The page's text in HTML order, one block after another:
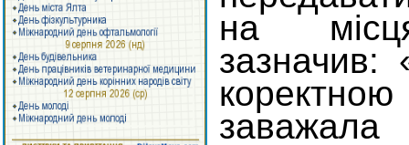
на
зазначив: